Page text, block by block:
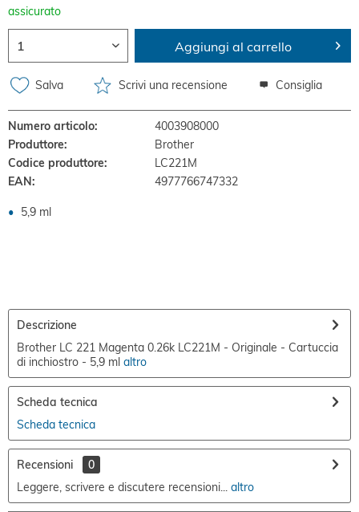
assicurato
Aggiungi al carrello
Salva Scrivi una recensione Consiglia
Numero articolo:
4003908000
Produttore:
Brother
Codice produttore:
LC221M
EAN:
4977766747332
5,9 ml
Descrizione
Brother LC 221 Magenta 0.26k LC221M - Originale - Cartuccia
di inchiostro - 5,9 ml altro
Scheda tecnica
Scheda tecnica
Recensioni
0
Leggere, scrivere e discutere recensioni... altro